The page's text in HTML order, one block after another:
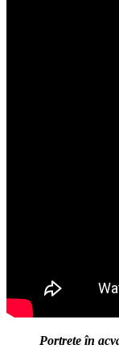
Portrete în